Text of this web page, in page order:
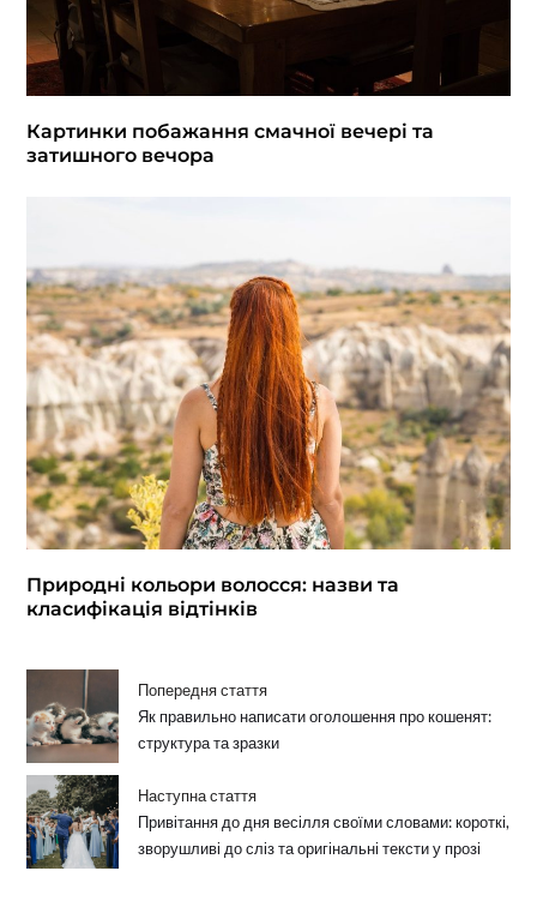
Картинки побажання смачної вечері та
затишного вечора
Природні кольори волосся: назви та
класифікація відтінків
Попередня стаття
Як правильно написати оголошення про кошенят:
структура та зразки
Наступна стаття
Привітання до дня весілля своїми словами: короткі,
зворушливі до сліз та оригінальні тексти у прозі